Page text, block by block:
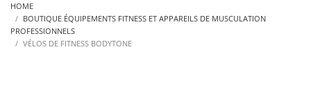
HOME
BOUTIQUE ÉQUIPEMENTS FITNESS ET APPAREILS DE MUSCULATION
PROFESSIONNELS
VÉLOS DE FITNESS BODYTONE